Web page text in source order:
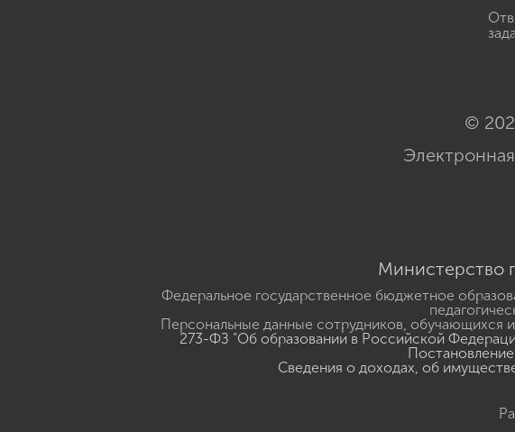
©
Министерство
Федеральное государственное бюджетное
Персональные данные сотрудников, обучающихся
273-ФЗ "Об образовании в Российской
Сведения о доходах, об